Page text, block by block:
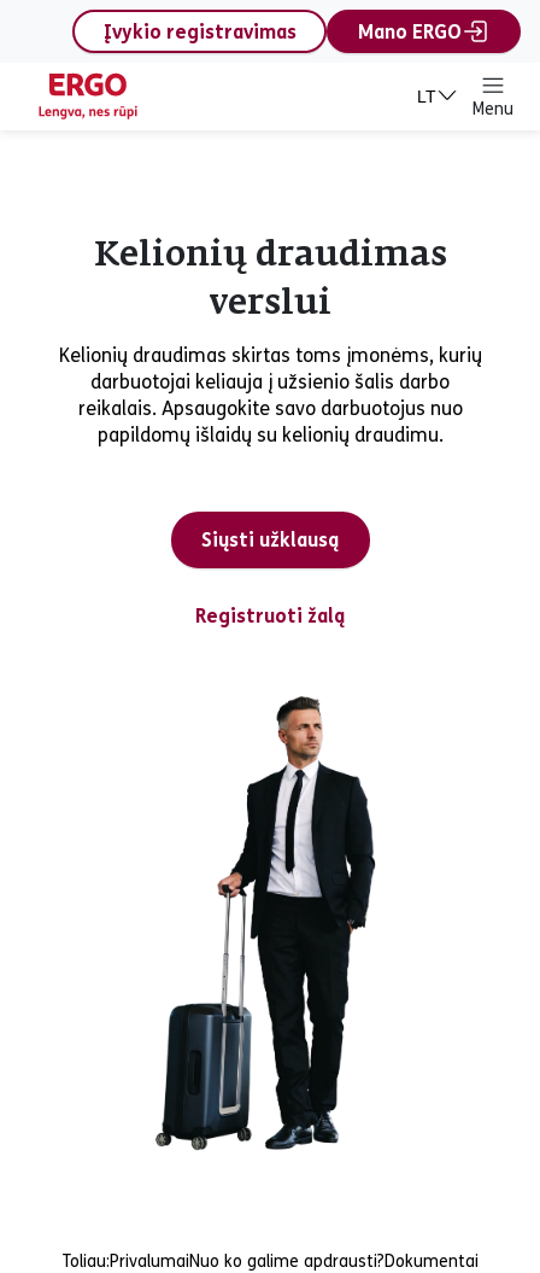
content
Įvykio registravimas
Mano ERGO
LT
Menu
Kelionių draudimas
verslui
Kelionių draudimas skirtas toms įmonėms, kurių
darbuotojai keliauja į užsienio šalis darbo
reikalais. Apsaugokite savo darbuotojus nuo
papildomų išlaidų su kelionių draudimu.
Siųsti užklausą
Registruoti žalą
Toliau:PrivalumaiNuo ko galime apdrausti?Dokumentai